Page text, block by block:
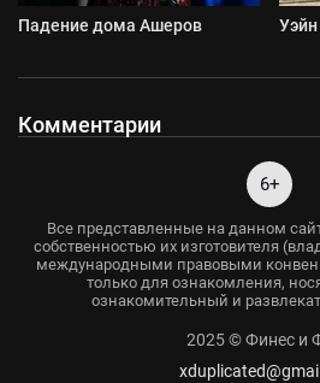
Падение дома Ашеров Уэйн
Комментарии
6+
Все представленные на данном
собственностью их изготовителя
международными правовыми
только для ознакомления,
ознакомительный и
2025 © Финес и